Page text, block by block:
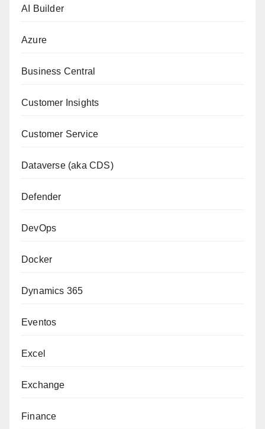
AI Builder
Azure
Business Central
Customer Insights
Customer Service
Dataverse (aka CDS)
Defender
DevOps
Docker
Dynamics 365
Eventos
Excel
Exchange
Finance